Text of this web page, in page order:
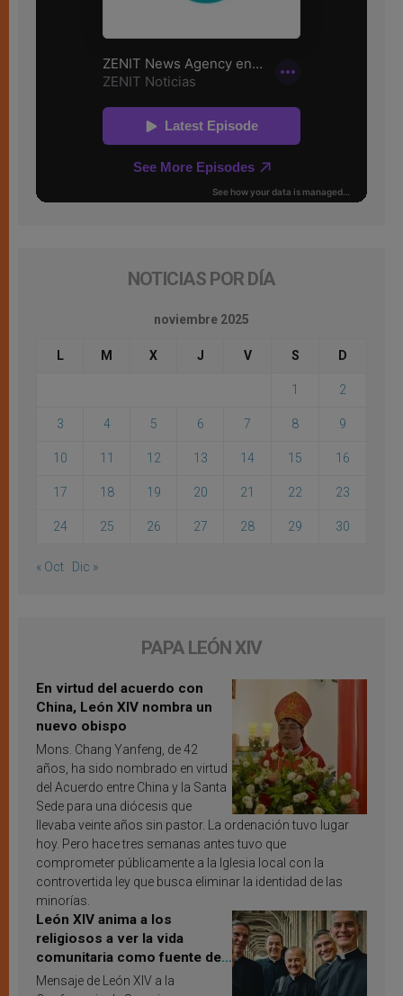
NOTICIAS POR DÍA
noviembre 2025
L M X J V S D
1 2
3 4 5 6 7 8 9
10 11 12 13 14 15 16
17 18 19 20 21 22 23
24 25 26 27 28 29 30
« Oct Dic »
PAPA LEÓN XIV
En virtud del acuerdo con
China, León XIV nombra un
nuevo obispo
Mons. Chang Yanfeng, de 42
años, ha sido nombrado en virtud
del Acuerdo entre China y la Santa
Sede para una diócesis que
llevaba veinte años sin pastor. La ordenación tuvo lugar
hoy. Pero hace tres semanas antes tuvo que
comprometer públicamente a la Iglesia local con la
controvertida ley que busca eliminar la identidad de las
minorías.
León XIV anima a los
religiosos a ver la vida
comunitaria como fuente de
inspiración y santificación
Mensaje de León XIV a la